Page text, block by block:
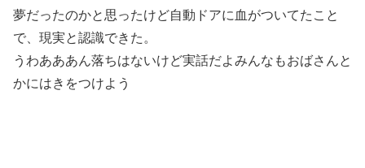
夢だったのかと思ったけど自動ドアに血がついてたこと
で、現実と認識できた。
うわあああん落ちはないけど実話だよみんなもおばさんと
かにはきをつけよう